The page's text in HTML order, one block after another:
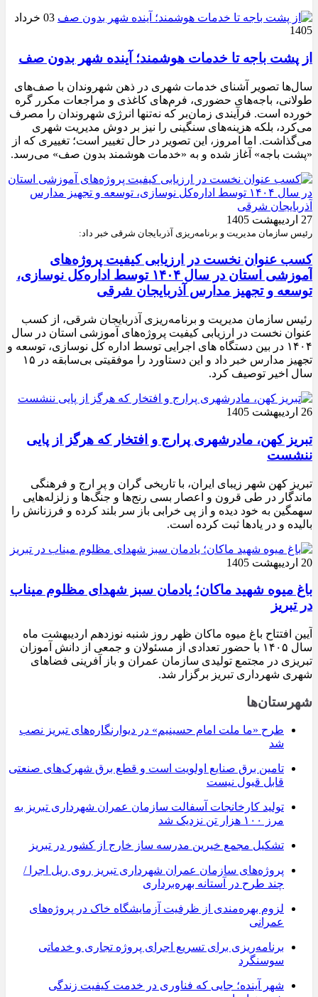
03 خرداد
1405
از پشت باجه تا خدمات هوشمند؛ آینده شهر بدون صف
سال‌ها تصویر آشنای خدمات شهری در ذهن شهروندان با صف‌های
طولانی، باجه‌های حضوری، فرم‌های کاغذی و مراجعات مکرر گره
خورده است. فرآیندی زمان‌بر که نه‌تنها انرژی شهروندان را مصرف
می‌کرد، بلکه هزینه‌های سنگینی را نیز بر دوش مدیریت شهری
می‌گذاشت. اما امروز، این تصویر در حال تغییر است؛ تغییری که از
«پشت باجه» آغاز شده و به «خدمات هوشمند بدون صف» می‌رسد.
27 اردیبهشت 1405
رئیس سازمان مدیریت و برنامه‌ریزی آذربایجان شرقی خبر داد:
کسب عنوان نخست در ارزیابی کیفیت پروژه‌های
آموزشی استان در سال ۱۴۰۴ توسط اداره‌کل نوسازی،
توسعه و تجهیز مدارس آذربایجان شرقی
رئیس سازمان مدیریت و برنامه‌ریزی آذربایجان شرقی، از کسب
عنوان نخست در ارزیابی کیفیت پروژه‌های آموزشی استان در سال
۱۴۰۴ در بین دستگاه های اجرایی توسط اداره کل نوسازی، توسعه و
تجهیز مدارس خبر داد و این دستاورد را موفقیتی بی‌سابقه در ۱۵
سال اخیر توصیف کرد.
26 اردیبهشت 1405
تبریز کهن، مادرشهری پرارج و افتخار که هرگز از پایی
ننشست
تبریز کهن شهر زیبای ایران، با تاریخی گران و پر ارج و فرهنگی
ماندگار در طی قرون و اعصار بسی رنج‌ها و جنگ‌ها و زلزله‌هایی
سهمگین به خود دیده و از پی خرابی باز سر بلند کرده و فرزنانش را
بالیده و در یادها ثبت کرده است.
20 اردیبهشت 1405
باغ میوه شهید ماکان؛ یادمان سبز شهدای مظلوم میناب
در تبریز
آیین افتتاح باغ میوه ماکان ظهر روز شنبه نوزدهم اردیبهشت ماه
سال ۱۴۰۵ با حضور تعدادی از مسئولان و جمعی از دانش آموزان
تبریزی در مجتمع تولیدی سازمان عمران و باز آفرینی فضاهای
شهری شهرداری تبریز برگزار شد.
شهرستان‌ها
طرح «ما ملت امام حسینیم» در دیوارنگاره‌های تبریز نصب
شد
تامین برق صنایع اولویت است و قطع برق شهرک‌های صنعتی
قابل قبول نیست
تولید کارخانجات آسفالت سازمان عمران شهرداری تبریز به
مرز ۱۰۰ هزار تن نزدیک شد
تشکیل مجمع خیرین مدرسه ‌ساز خارج از کشور در تبریز
پروژه‌های سازمان عمران شهرداری تبریز روی ریل اجرا /
چند طرح در آستانه بهره‌برداری
لزوم بهره‌مندی از ظرفیت آزمایشگاه خاک در پروژه‌های
عمرانی
برنامه‌ریزی برای تسریع اجرای پروژه تجاری و خدماتی
سوسنگرد
شهر آینده؛ جایی که فناوری در خدمت کیفیت زندگی